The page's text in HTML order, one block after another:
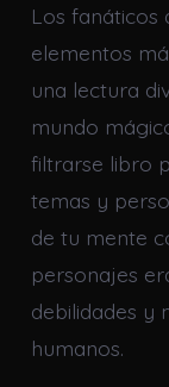
Los fanáticos
elementos
una lectura
mundo
filtrarse libro
temas y
de tu mente
personajes
debilidades y
humanos.